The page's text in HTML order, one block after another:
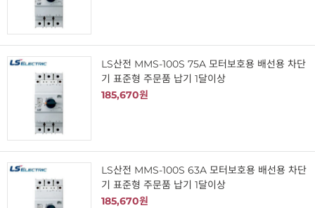
LS산전 MMS-100S 75A 모터보호용 배선용 차단
기 표준형 주문품 납기 1달이상
185,670원
LS산전 MMS-100S 63A 모터보호용 배선용 차단
기 표준형 주문품 납기 1달이상
185,670원